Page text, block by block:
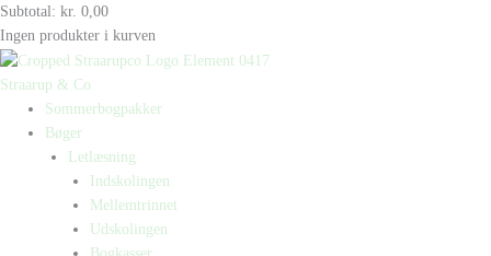
Subtotal: kr. 0,00
Ingen produkter i kurven
Straarup & Co
Sommerbogpakker
Bøger
Letlæsning
Indskolingen
Mellemtrinnet
Udskolingen